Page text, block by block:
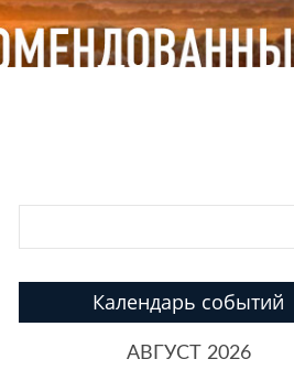
Календарь событий
АВГУСТ 2026